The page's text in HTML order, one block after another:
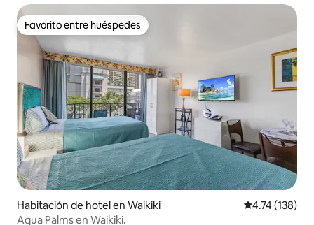
Favorito entre huéspedes
Favorito entre huéspedes
Habitación de hotel en Waikiki Calificación
4.74 (138)
Aqua Palms en Waikiki.